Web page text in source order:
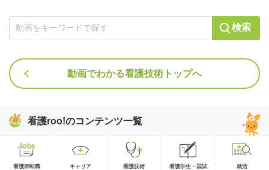
検索
動画でわかる看護技術トップへ
看護roo!のコンテンツ一覧
看護師転職 キャリア 看護技術 看護学生・国試 就活